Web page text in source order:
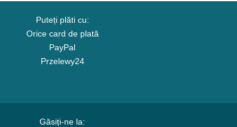
Puteți plăti cu:
Orice card de plată
PayPal
Przelewy24
Găsiți-ne la: